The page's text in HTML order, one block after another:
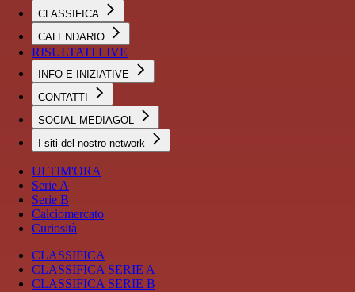
CLASSIFICA
CALENDARIO
RISULTATI LIVE
INFO E INIZIATIVE
CONTATTI
SOCIAL MEDIAGOL
I siti del nostro network
ULTIM'ORA
Serie A
Serie B
Calciomercato
Curiosità
CLASSIFICA
CLASSIFICA SERIE A
CLASSIFICA SERIE B